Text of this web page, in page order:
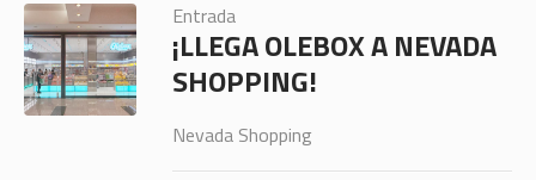
Entrada
¡LLEGA OLEBOX A NEVADA
SHOPPING!
Nevada Shopping